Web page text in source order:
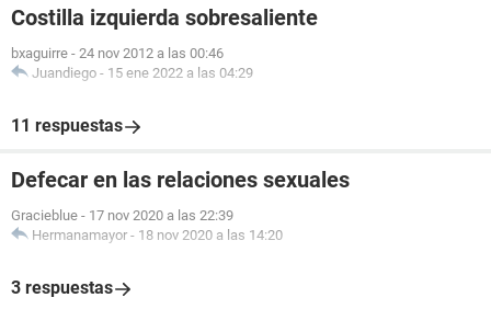
Costilla izquierda sobresaliente
bxaguirre - 24 nov 2012 a las 00:46
Juandiego - 15 ene 2022 a las 04:29
11 respuestas
Defecar en las relaciones sexuales
Gracieblue - 17 nov 2020 a las 22:39
Hermanamayor - 18 nov 2020 a las 14:20
3 respuestas